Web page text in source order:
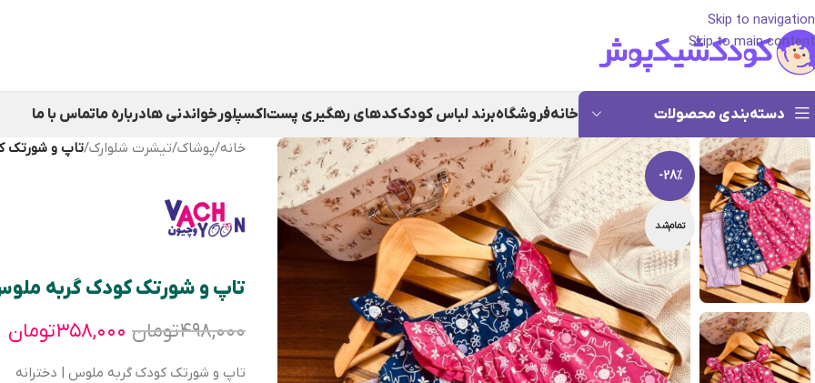
Skip to navigation
Skip to main content
دسته‌بندی محصولات خانهفروشگاهبرند لباس کودککدهای رهگیری پستاکسپلورخواندنی هادرباره ماتماس با ما
-28%
تمام‌شد
خانه/پوشاک/تیشرت شلوارک/تاپ و شورتک
تاپ و شورتک کودک گربه
۴۹۸,۰۰۰تومان ۳۵۸,۰۰۰تومان
تاپ و شورتک کودک گربه ملوس | دخترانه